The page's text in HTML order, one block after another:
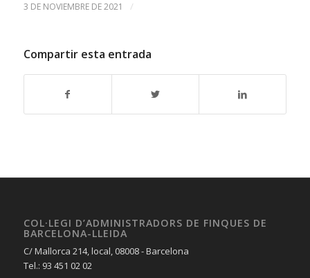
3 DE NOVIEMBRE DE 2021 /
Compartir esta entrada
COL·LEGI D’ADMINISTRADORS DE FINQUES DE
BARCELONA-LLEIDA
C/ Mallorca 214, local, 08008 - Barcelona
Tel.: 93 451 02 02